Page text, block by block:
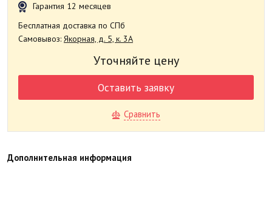
Гарантия 12 месяцев
Бесплатная доставка по СПб
Самовывоз: Якорная, д. 5, к. 3А
Уточняйте цену
Оставить заявку
Сравнить
Дополнительная информация